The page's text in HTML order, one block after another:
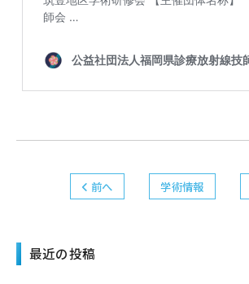
前へ 学術情報
最近の投稿